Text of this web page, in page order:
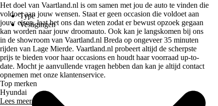
Type
Vestigingen
Het doel van Vaartland.nl is om samen met jou de auto te vinden die
voldoet aan jouw wensen. Staat er geen occasion die voldoet aan
jouw eisen, laat het ons dan weten zodat er bewust opzoek gegaan
kan worden naar jouw droomauto. Ook kan je langskomen bij ons
in de showroom van Vaartland.nl Breda op ongeveer 35 minuten
rijden van Lage Mierde. Vaartland.nl probeert altijd de scherpste
prijs te bieden voor haar occasions en houdt haar voorraad up-to-
date. Mocht je aanvullende vragen hebben dan kan je altijd contact
opnemen met onze klantenservice.
Top merken
Hyundai
Lees meer »